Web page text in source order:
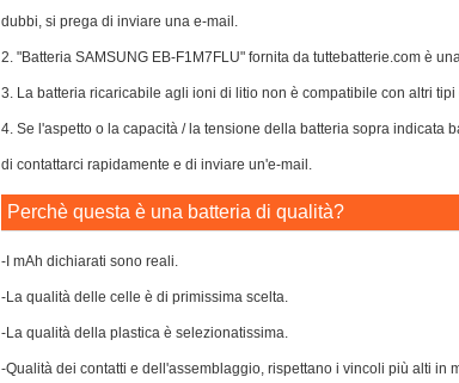
dubbi, si prega di inviare una e-mail.
2. "Batteria SAMSUNG EB-F1M7FLU" fornita da tuttebatterie.com è
3. La batteria ricaricabile agli ioni di litio non è compatibile con altri
4. Se l'aspetto o la capacità / la tensione della batteria sopra indicata
di contattarci rapidamente e di inviare un'e-mail.
Perchè questa è una batteria di qualità?
-I mAh dichiarati sono reali.
-La qualità delle celle è di primissima scelta.
-La qualità della plastica è selezionatissima.
-Qualità dei contatti e dell'assemblaggio, rispettano i vincoli più alti in